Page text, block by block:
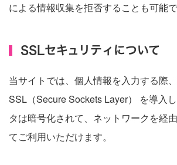
による情報収集を拒否することも可能で
SSLセキュリティについて
当サイトでは、個人情報を入力する際
SSL（Secure Sockets Layer） を導入
タは暗号化されて、ネットワークを経
てご利用いただけます。